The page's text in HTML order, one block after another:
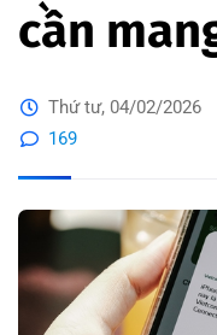
cần
Thứ tư, 04/02/2026
169